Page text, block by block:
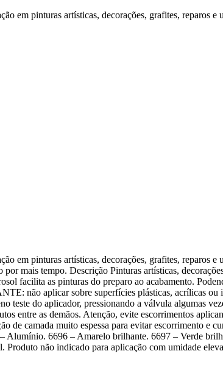
em pinturas artísticas, decorações, grafites, reparos e
pinturas artísticas, decorações, grafites, reparos e
mais tempo. Descrição Pinturas artísticas,
facilita as pinturas do preparo ao acabamento.
não aplicar sobre superfícies plásticas, acrílicas
teste do aplicador, pressionando a válvula algumas
entre as demãos. Atenção, evite escorrimentos
de camada muito espessa para evitar escorrimento
6696 – Amarelo brilhante. 6697 – Verde
não indicado para aplicação com umidade